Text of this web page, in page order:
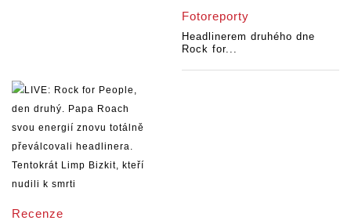
Fotoreporty
Headlinerem druhého dne
Rock for...
Recenze